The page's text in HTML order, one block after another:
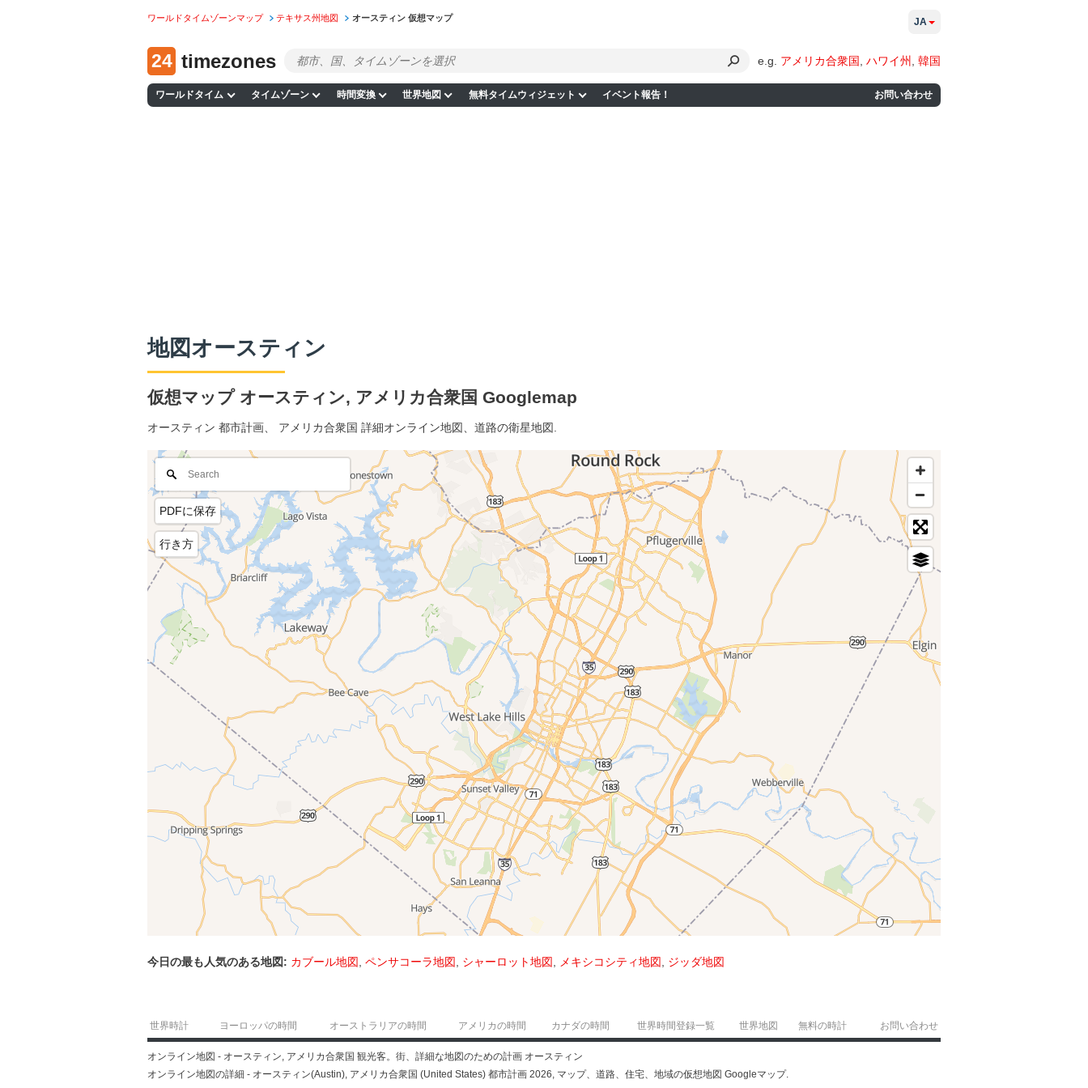
ワールドタイムゾーンマップ テキサス州地図 オースティン 仮想マップ
24 timezones e.g. アメリカ合衆国 ハワイ州 韓国
ワールドタイム タイムゾーン 時間変換 世界地図 無料タイムウィジェット イベント報告！ お問い合わせ
JA
地図オースティン
仮想マップ オースティン, アメリカ合衆国 Googlemap
オースティン 都市計画、 アメリカ合衆国 詳細オンライン地図、道路の衛星地図.
PDFに保存
行き方
今日の最も人気のある地図: カブール地図 ペンサコーラ地図 シャーロット地図 メキシコシティ地図 ジッダ地図
世界時計 ヨーロッパの時間 オーストラリアの時間 アメリカの時間 カナダの時間 世界時間登録一覧 世界地図 無料の時計 お問い合わせ
オンライン地図 - オースティン, アメリカ合衆国 観光客。街、詳細な地図のための計画 オースティン
オンライン地図の詳細 - オースティン(Austin), アメリカ合衆国 (United States) 都市計画 2026, マップ、道路、住宅、地域の仮想地図 Googleマップ.